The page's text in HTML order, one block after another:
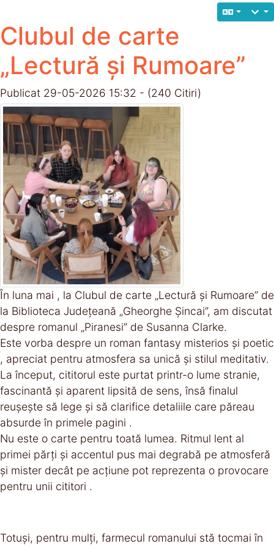
Clubul de carte
„Lectură și Rumoare”
Publicat 29-05-2026 15:32 - (240 Citiri)
În luna mai , la Clubul de carte „Lectură și Rumoare” de
la Biblioteca Județeană „Gheorghe Șincai”, am discutat
despre romanul „Piranesi” de Susanna Clarke.
Este vorba despre un roman fantasy misterios și poetic
, apreciat pentru atmosfera sa unică și stilul meditativ.
La început, cititorul este purtat printr-o lume stranie,
fascinantă și aparent lipsită de sens, însă finalul
reușește să lege și să clarifice detaliile care păreau
absurde în primele pagini .
Nu este o carte pentru toată lumea. Ritmul lent al
primei părți și accentul pus mai degrabă pe atmosferă
și mister decât pe acțiune pot reprezenta o provocare
pentru unii cititori .
Totuși, pentru mulți, farmecul romanului stă tocmai în